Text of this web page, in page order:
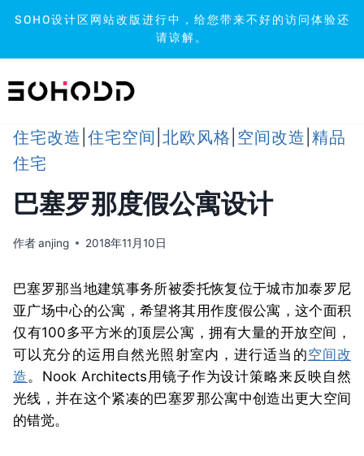
SOHO设计区网站改版进行中，给您带来不好的访问体验还
请谅解。
到
住宅改造 住宅空间 北欧风格 空间改造 精品
住宅
巴塞罗那度假公寓设计
作者anjing 2018年11月10日
巴塞罗那当地建筑事务所被委托恢复位于城市加泰罗尼
亚广场中心的公寓，希望将其用作度假公寓，这个面积
仅有100多平方米的顶层公寓，拥有大量的开放空间，
可以充分的运用自然光照射室内，进行适当的空间改
造 。Nook Architects用镜子作为设计策略来反映自然
光线，并在这个紧凑的巴塞罗那公寓中创造出更大空间
的错觉。